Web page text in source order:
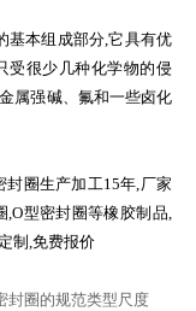
基本组成部分,它具有优
受很少几种化学物的侵
属强碱、氟和一些卤化
圈生产加工15年,厂家
,O型密封圈等橡胶制品,
制,免费报价
封圈的规范类型尺度